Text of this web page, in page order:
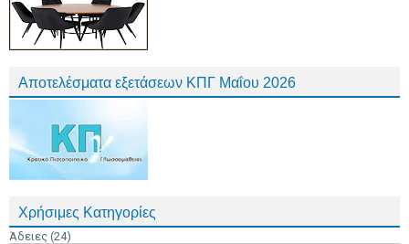
Αποτελέσματα εξετάσεων ΚΠΓ Μαΐου 2026
Χρήσιμες Κατηγορίες
Άδειες (24)